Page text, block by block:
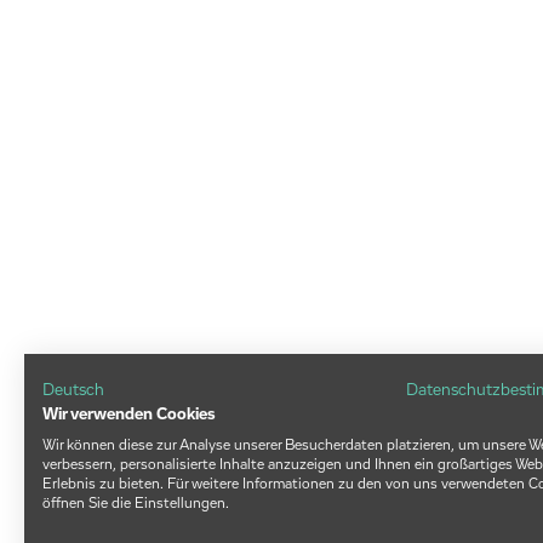
Deutsch
Wir verwenden Cookies
Wir können diese zur Analyse unserer Besucherdaten platzieren, um unsere
verbessern, personalisierte Inhalte anzuzeigen und Ihnen ein großartiges
Erlebnis zu bieten. Für weitere Informationen zu den von uns verwendeten
öffnen Sie die Einstellungen.